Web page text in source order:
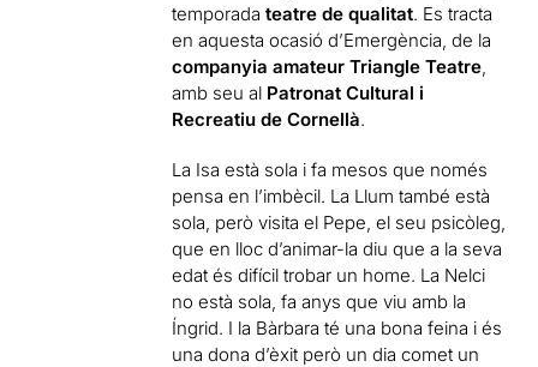
temporadateatre de qualitat. Es tracta
en aquesta ocasió d’Emergència, de la
companyia amateur Triangle Teatre
amb seu al Patronat Cultural i
Recreatiu de Cornellà.
La Isa està sola i fa mesos que només
pensa en l’imbècil. La Llum també està
sola, però visita el Pepe, el seu psicòleg,
que en lloc d’animar-la diu que a la seva
edat és difícil trobar un home. La Nelci
no està sola, fa anys que viu amb la
Íngrid. I la Bàrbara té una bona feina i és
una dona d’èxit però un dia comet un